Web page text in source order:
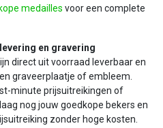
medailles voor een complete
en gravering
direct uit voorraad leverbaar en
graveerplaatje of embleem.
minute prijsuitreikingen of
nog jouw goedkope bekers en
zonder hoge kosten.